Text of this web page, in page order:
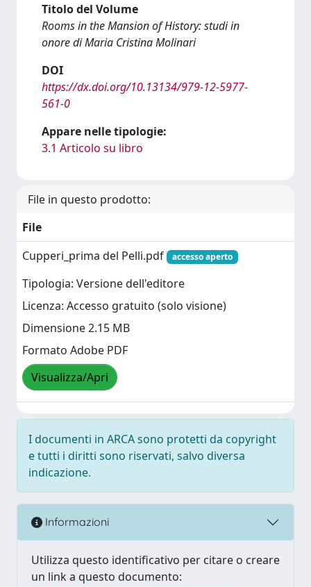
Titolo del Volume
Rooms in the Mansion of History: studi in
onore di Maria Cristina Molinari
DOI
https://dx.doi.org/10.13134/979-12-5977-
561-0
Appare nelle tipologie:
3.1 Articolo su libro
File in questo prodotto:
File
Cupperi_prima del Pelli.pdf
accesso aperto
Tipologia: Versione dell'editore
Licenza: Accesso gratuito (solo visione)
Dimensione 2.15 MB
Formato Adobe PDF
Visualizza/Apri
I documenti in ARCA sono protetti da copyright
e tutti i diritti sono riservati, salvo diversa
indicazione.
Informazioni
Utilizza questo identificativo per citare o creare
un link a questo documento: